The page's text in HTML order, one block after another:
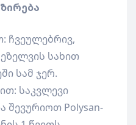
ჩვეულებრივ,
სახით
სამ ჯერ.
საკვლევი
შევურიოთ Polysan-